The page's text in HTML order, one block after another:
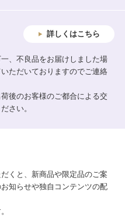
詳しくはこちら
、不良品をお届けしました場
ただいておりますのでご連絡
後のお客様のご都合による交
さい。
くと、新商品や限定品のご案
知らせや独自コンテンツの配